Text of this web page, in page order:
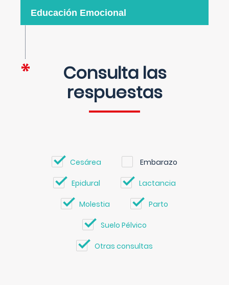
Educación Emocional
Consulta las
respuestas
Cesárea Embarazo
Epidural Lactancia
Molestia Parto
Suelo Pélvico
Otras consultas